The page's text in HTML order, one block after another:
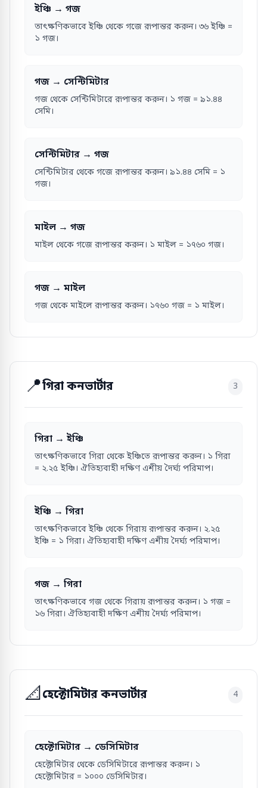
ইঞ্চি → গজ
তাৎক্ষণিকভাবে ইঞ্চি থেকে গজে রূপান্তর করুন। ৩৬ ইঞ্চি =
১ গজ।
গজ → সেন্টিমিটার
গজ থেকে সেন্টিমিটারে রূপান্তর করুন। ১ গজ = ৯১.৪৪
সেমি।
সেন্টিমিটার → গজ
সেন্টিমিটার থেকে গজে রূপান্তর করুন। ৯১.৪৪ সেমি = ১
গজ।
মাইল → গজ
মাইল থেকে গজে রূপান্তর করুন। ১ মাইল = ১৭৬০ গজ।
গজ → মাইল
গজ থেকে মাইলে রূপান্তর করুন। ১৭৬০ গজ = ১ মাইল।
📍গিরা কনভার্টার 3
গিরা → ইঞ্চি
তাৎক্ষণিকভাবে গিরা থেকে ইঞ্চিতে রূপান্তর করুন। ১ গিরা
= ২.২৫ ইঞ্চি। ঐতিহ্যবাহী দক্ষিণ এশীয় দৈর্ঘ্য পরিমাপ।
ইঞ্চি → গিরা
তাৎক্ষণিকভাবে ইঞ্চি থেকে গিরায় রূপান্তর করুন। ২.২৫
ইঞ্চি = ১ গিরা। ঐতিহ্যবাহী দক্ষিণ এশীয় দৈর্ঘ্য পরিমাপ।
গজ → গিরা
তাৎক্ষণিকভাবে গজ থেকে গিরায় রূপান্তর করুন। ১ গজ =
১৬ গিরা। ঐতিহ্যবাহী দক্ষিণ এশীয় দৈর্ঘ্য পরিমাপ।
📐হেক্টোমিটার কনভার্টার 4
হেক্টোমিটার → ডেসিমিটার
হেক্টোমিটার থেকে ডেসিমিটারে রূপান্তর করুন। ১
হেক্টোমিটার = ১০০০ ডেসিমিটার।